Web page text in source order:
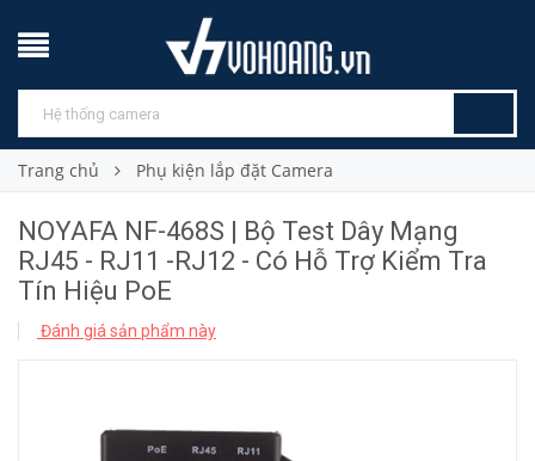
Trang chủ Phụ kiện lắp đặt Camera
NOYAFA NF-468S | Bộ Test Dây Mạng
RJ45 - RJ11 -RJ12 - Có Hỗ Trợ Kiểm Tra
Tín Hiệu PoE
Đánh giá sản phẩm này